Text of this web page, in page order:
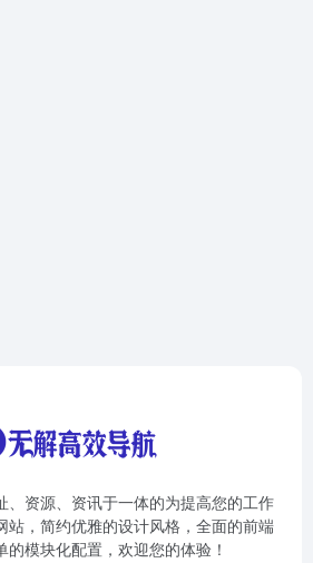
、资源、资讯于一体的为提高您的工作
站，简约优雅的设计风格，全面的前端
的模块化配置，欢迎您的体验！